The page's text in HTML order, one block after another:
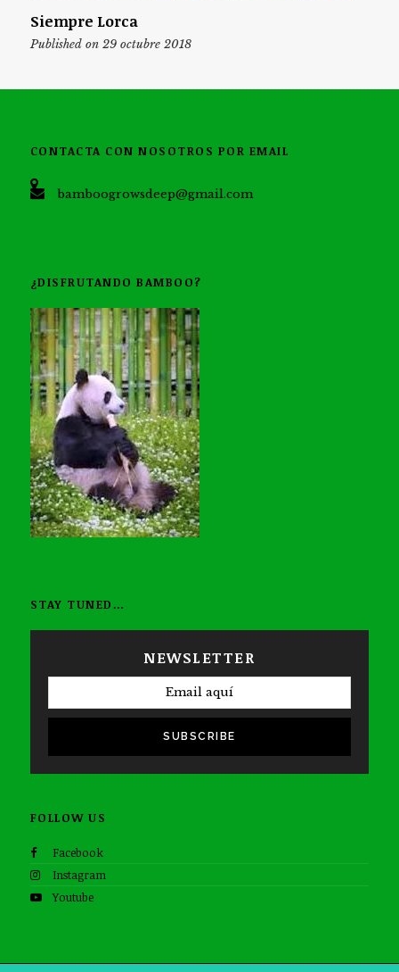
Siempre Lorca
Published on 29 octubre 2018
CONTACTA CON NOSOTROS POR EMAIL
bamboogrowsdeep@gmail.com
¿DISFRUTANDO BAMBOO?
STAY TUNED…
NEWSLETTER
SUBSCRIBE
FOLLOW US
Facebook
Instagram
Youtube